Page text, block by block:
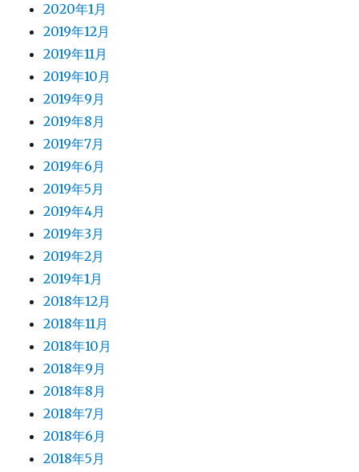
2020年1月
2019年12月
2019年11月
2019年10月
2019年9月
2019年8月
2019年7月
2019年6月
2019年5月
2019年4月
2019年3月
2019年2月
2019年1月
2018年12月
2018年11月
2018年10月
2018年9月
2018年8月
2018年7月
2018年6月
2018年5月